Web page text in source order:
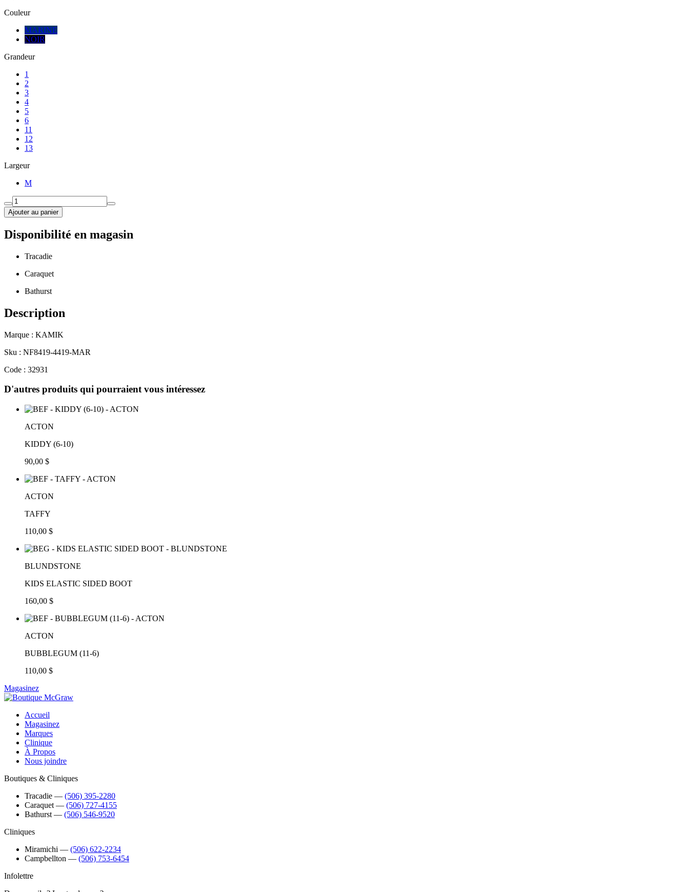
Couleur
MARINE
NOIR
Grandeur
1
2
3
4
5
6
11
12
13
Largeur
M
Ajouter au panier
Disponibilité en magasin
Tracadie
Caraquet
Bathurst
Description
Marque : KAMIK
Sku : NF8419-4419-MAR
Code : 32931
D'autres produits qui pourraient vous intéressez
ACTON
KIDDY (6-10)
90,00 $
ACTON
TAFFY
110,00 $
BLUNDSTONE
KIDS ELASTIC SIDED BOOT
160,00 $
ACTON
BUBBLEGUM (11-6)
110,00 $
Magasinez
Accueil
Magasinez
Marques
Clinique
À Propos
Nous joindre
Boutiques & Cliniques
Tracadie ― (506) 395-2280
Caraquet ― (506) 727-4155
Bathurst ― (506) 546-9520
Cliniques
Miramichi ― (506) 622-2234
Campbellton ― (506) 753-6454
Infolettre